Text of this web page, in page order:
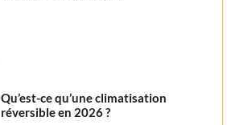
Qu’est-ce qu’une climatisation
réversible en 2026 ?